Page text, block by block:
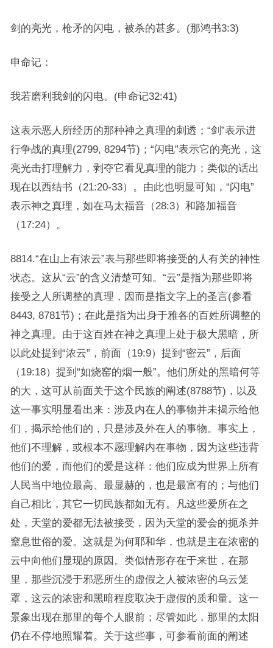
剑的亮光，枪矛的闪电，被杀的甚多。(那鸿书3:3)
申命记：
我若磨利我剑的闪电。(申命记32:41)
这表示恶人所经历的那种神之真理的刺透；“剑”表示进
行争战的真理(2799, 8294节)；“闪电”表示它的亮光，这
亮光击打理解力，剥夺它看见真理的能力；类似的话出
现在以西结书（21:20-33）。由此也明显可知，“闪电”
表示神之真理，如在马太福音（28:3）和路加福音
（17:24）。
8814.“在山上有浓云”表与那些即将接受的人有关的神性
状态。这从“云”的含义清楚可知。“云”是指为那些即将
接受之人所调整的真理，因而是指文字上的圣言(参看
8443, 8781节)；在此是指为出身于雅各的百姓所调整的
神之真理。由于这百姓在神之真理上处于极大黑暗，所
以此处提到“浓云”，前面（19:9）提到“密云”，后面
（19:18）提到“如烧窑的烟一般”。他们所处的黑暗何等
的大，这可从前面关于这个民族的阐述(8788节)，以及
这一事实明显看出来：涉及内在人的事物并未揭示给他
们，揭示给他们的，只是涉及外在人的事物。事实上，
他们不理解，或根本不愿理解内在事物，因为这些违背
他们的爱，而他们的爱是这样：他们应成为世界上所有
人民当中地位最高、最显赫的，也是最富有的；与他们
自己相比，其它一切民族都如无有。凡这些爱所在之
处，天堂的爱都无法被接受，因为天堂的爱会的扼杀并
窒息世俗的爱。这就是为何耶和华，也就是主在浓密的
云中向他们显现的原因。类似情形存在于来世，在那
里，那些沉浸于邪恶所生的虚假之人被浓密的乌云笼
罩，这云的浓密和黑暗程度取决于虚假的质和量。这一
景象出现在那里的每个人眼前；尽管如此，那里的太阳
仍在不停地照耀着。关于这些事，可参看前面的阐述